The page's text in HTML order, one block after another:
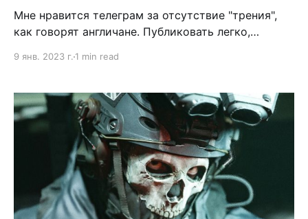
Мне нравится телеграм за отсутствие "трения",
как говорят англичане. Публиковать легко,
Нельзя, например, опубликовать график в
середине поста или видео. Нельзя
отформатировать текст чтобы было приятно
читать. Да, даже лишний интерфейс съедает
9 янв. 2023 г. 1 min read